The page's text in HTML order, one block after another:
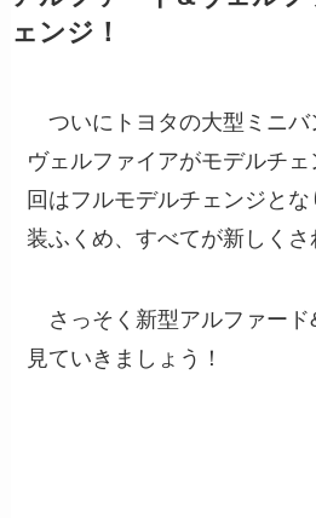
ェンジ！
ついにトヨタの大型ミニバ
ヴェルファイアがモデルチ
回はフルモデルチェンジと
装ふくめ、すべてが新しくさ
さっそく新型アルファード
見ていきましょう！